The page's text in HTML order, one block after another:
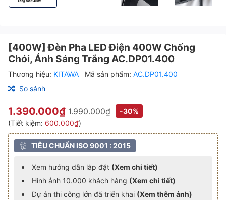
[400W] Đèn Pha LED Điện 400W Chống
Chói, Ánh Sáng Trắng AC.DP01.400
Thương hiệu: KITAWA Mã sản phẩm: AC.DP01.400
So sánh
1.390.000₫ 1.990.000₫
-30%
(Tiết kiệm: 600.000₫)
TIÊU CHUẨN ISO 9001 : 2015
Xem hướng dẫn lắp đặt (Xem chi tiết)
Hình ảnh 10.000 khách hàng (Xem chi tiết)
Dự án thi công lớn đã triển khai (Xem thêm ảnh)